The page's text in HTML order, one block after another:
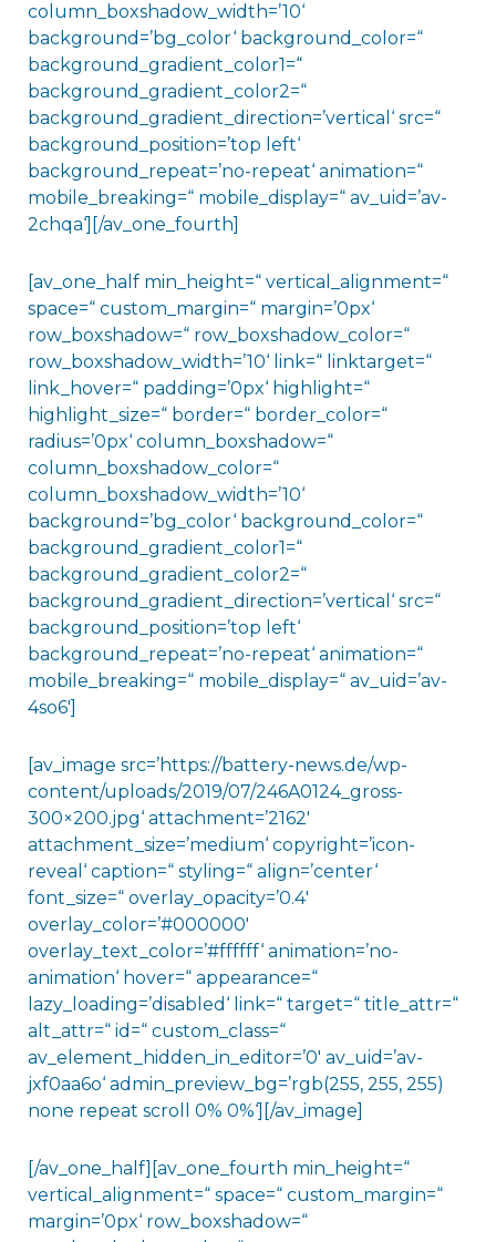
column_boxshadow_width=’10‘
background=’bg_color‘ background_color=“
background_gradient_color1=“
background_gradient_color2=“
background_gradient_direction=’vertical‘ src=“
background_position=’top left‘
background_repeat=’no-repeat‘ animation=“
mobile_breaking=“ mobile_display=“ av_uid=’av-
2chqa‘][/av_one_fourth]
[av_one_half min_height=“ vertical_alignment=“
space=“ custom_margin=“ margin=’0px‘
row_boxshadow=“ row_boxshadow_color=“
row_boxshadow_width=’10‘ link=“ linktarget=“
link_hover=“ padding=’0px‘ highlight=“
highlight_size=“ border=“ border_color=“
radius=’0px‘ column_boxshadow=“
column_boxshadow_color=“
column_boxshadow_width=’10‘
background=’bg_color‘ background_color=“
background_gradient_color1=“
background_gradient_color2=“
background_gradient_direction=’vertical‘ src=“
background_position=’top left‘
background_repeat=’no-repeat‘ animation=“
mobile_breaking=“ mobile_display=“ av_uid=’av-
4so6′]
[av_image src=’https://battery-news.de/wp-
content/uploads/2019/07/246A0124_gross-
300×200.jpg‘ attachment=’2162′
attachment_size=’medium‘ copyright=’icon-
reveal‘ caption=“ styling=“ align=’center‘
font_size=“ overlay_opacity=’0.4′
overlay_color=’#000000′
overlay_text_color=’#ffffff‘ animation=’no-
animation‘ hover=“ appearance=“
lazy_loading=’disabled‘ link=“ target=“ title_attr=“
alt_attr=“ id=“ custom_class=“
av_element_hidden_in_editor=’0′ av_uid=’av-
jxf0aa6o‘ admin_preview_bg=’rgb(255, 255, 255)
none repeat scroll 0% 0%‘][/av_image]
[/av_one_half][av_one_fourth min_height=“
vertical_alignment=“ space=“ custom_margin=“
margin=’0px‘ row_boxshadow=“